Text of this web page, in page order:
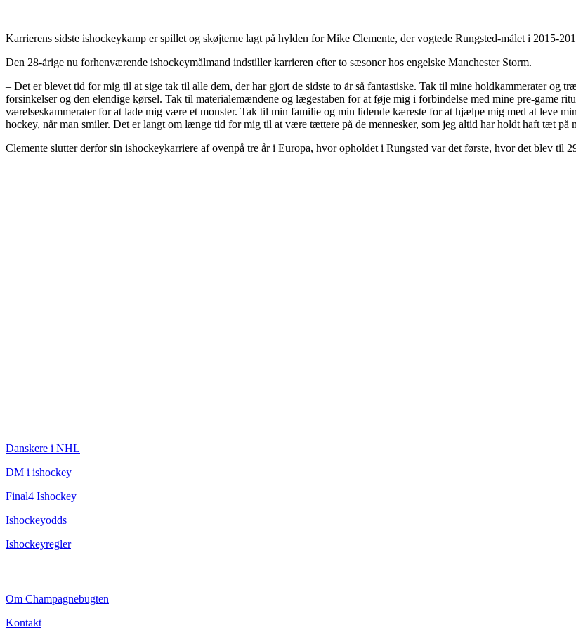
Karrierens sidste ishockeykamp er spillet og skøjterne lagt på hylden for Mike Clemente, der vogtede Rungsted-målet i 2015-
Den 28-årige nu forhenværende ishockeymålmand indstiller karrieren efter to sæsoner hos engelske Manchester Storm.
– Det er blevet tid for mig til at sige tak til alle dem, der har gjort de sidste to år så fantastiske. Tak til mine holdkammerater og
forsinkelser og den elendige kørsel. Tak til materialemændene og lægestaben for at føje mig i forbindelse med mine pre-game
værelseskammerater for at lade mig være et monster. Tak til min familie og min lidende kæreste for at hjælpe mig med at leve
hockey, når man smiler. Det er langt om længe tid for mig til at være tættere på de mennesker, som jeg altid har holdt haft tæt
Clemente slutter derfor sin ishockeykarriere af ovenpå tre år i Europa, hvor opholdet i Rungsted var det første, hvor det blev til
Danskere i NHL
DM i ishockey
Final4 Ishockey
Ishockeyodds
Ishockeyregler
Om Champagnebugten
Kontakt